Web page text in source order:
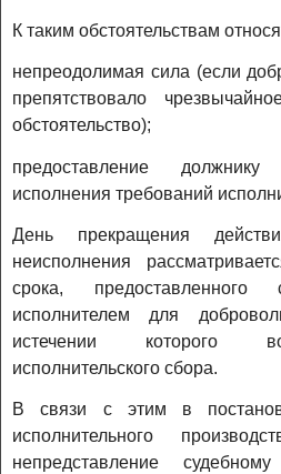
К таким обстоятельствам
непреодолимая сила (если
препятствовало
обстоятельство);
предоставление должнику
исполнения требований
День прекращения
неисполнения
срока, предоставленного
исполнителем для
истечении которого
исполнительского сбора.
В связи с этим в
исполнительного
непредставление судебному